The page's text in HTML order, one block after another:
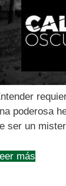
poderosa
ser un
más